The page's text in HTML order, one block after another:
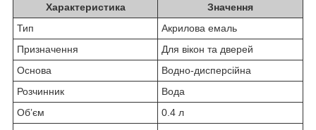
Характеристика
Значення
Тип
Акрилова емаль
Призначення
Для вікон та дверей
Основа
Водно-дисперсійна
Розчинник
Вода
Обʼєм
0.4 л